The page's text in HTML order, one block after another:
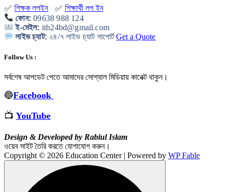
✅ শিক্ষক লগইন ✅ শিক্ষার্থী লগ ইন
ফোন: 09638 988 124
ই-মেইল: ith24bd@gmail.com
লাইভ চ্যাট: ২৪/৭ লাইভ চ্যাট সাপোর্টGet a Quote
Follow Us :
সর্বশেষ আপডেট পেতে আমাদের সোশ্যাল মিডিয়ায় কানেক্ট থাকুন।
🔵Facebook
📺 YouTube
Design & Developed by Rabiul Islam
ওয়েব সাইট তৈরি করতে যোগাযোগ করুন।
Copyright © 2026 Education Center | Powered by WP Fable